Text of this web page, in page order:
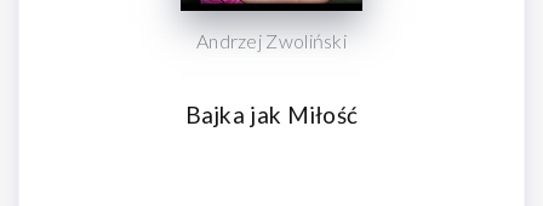
Andrzej Zwoliński
Bajka jak Miłość